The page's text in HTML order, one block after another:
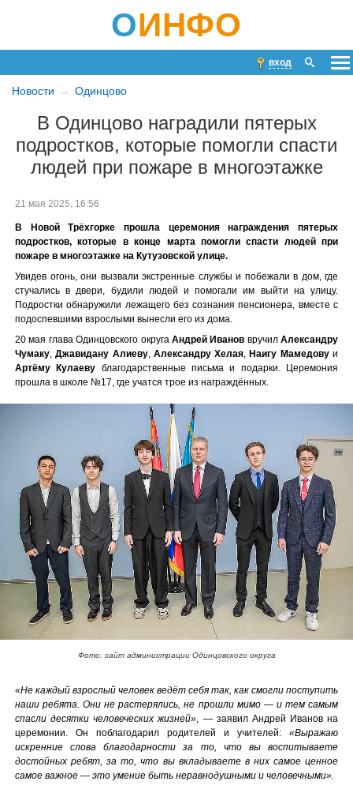
ОИНФО
вход
Новости Одинцово
В Одинцово наградили пятерых
подростков, которые помогли спасти
людей при пожаре в многоэтажке
21 мая 2025, 16:56
В Новой Трёхгорке прошла церемония награждения пятерых
подростков, которые в конце марта помогли спасти людей при
пожаре в многоэтажке на Кутузовской улице.
Увидев огонь, они вызвали экстренные службы и побежали в дом, где
стучались в двери, будили людей и помогали им выйти на улицу.
Подростки обнаружили лежащего без сознания пенсионера, вместе с
подоспевшими взрослыми вынесли его из дома.
20 мая глава Одинцовского округа Андрей Иванов вручил Александру
Чумаку ,Джавидану Алиеву, Александру Хелая ,Наигу Мамедовуи
Артёму Кулаеву благодарственные письма и подарки. Церемония
прошла в школе №17, где учатся трое из награждённых.
Фото: сайт администрации Одинцовского округа
«Не каждый взрослый человек ведёт себя так, как смогли поступить
наши ребята. Они не растерялись, не прошли мимо — и тем самым
спасли десятки человеческих жизней», — заявил Андрей Иванов на
церемонии. Он поблагодарил родителей и учителей: «Выражаю
искренние слова благодарности за то, что вы воспитываете
достойных ребят, за то, что вы вкладываете в них самое ценное
самое важное — это умение быть неравнодушными и человечными».